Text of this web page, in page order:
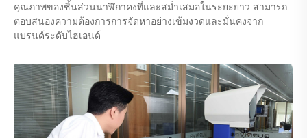
คุณภาพของชิ้นส่วนนาฬิกาคงที่และสม่ำเสมอในระยะยาว สามารถ
ตอบสนองความต้องการการจัดหาอย่างเข้มงวดและมั่นคงจาก
แบรนด์ระดับไฮเอนด์